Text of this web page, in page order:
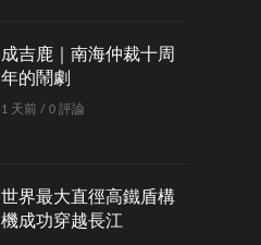
成吉鹿｜南海仲裁十周
年的鬧劇
1 天前 / 0 評論
世界最大直徑高鐵盾構
機成功穿越長江